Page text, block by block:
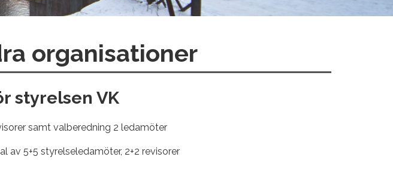
organisationer
styrelsen VK
samt valberedning 2 ledamöter
av 5+5 styrelseledamöter, 2+2 revisorer